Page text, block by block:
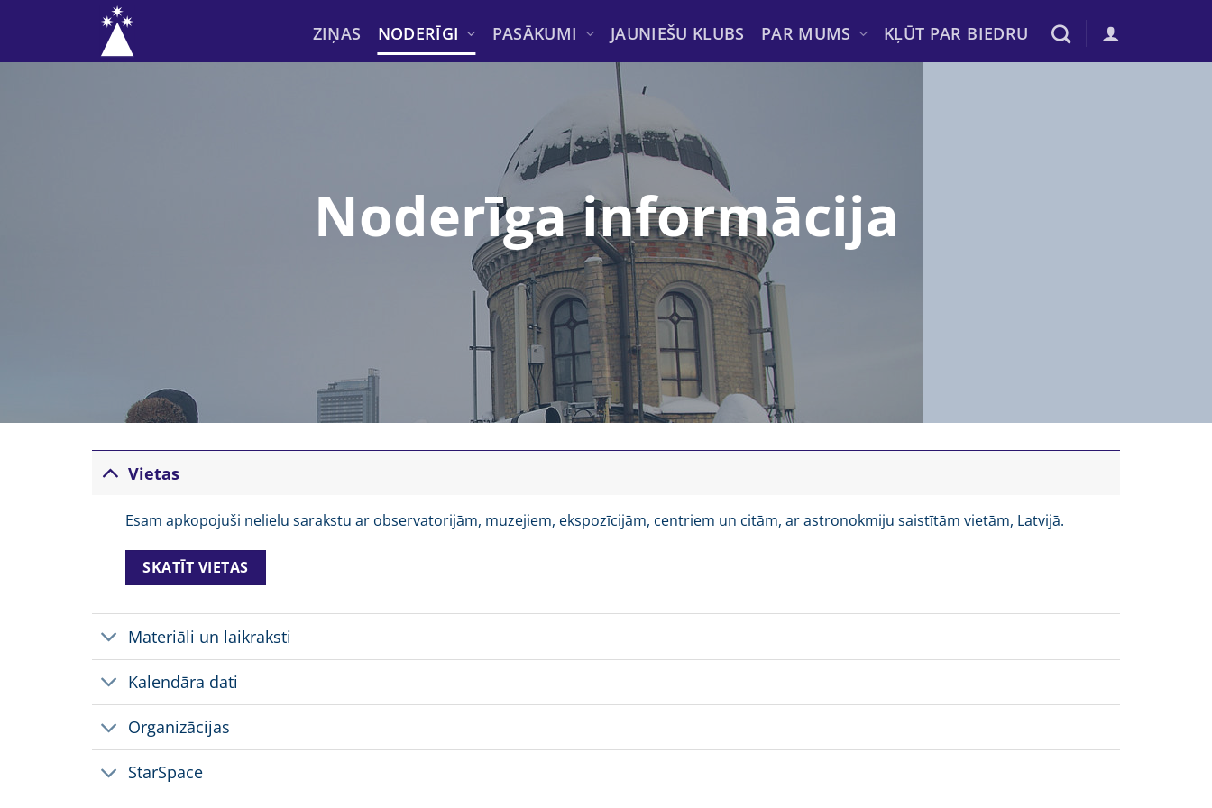
ZIŅAS NODERĪGI PASĀKUMI JAUNIEŠU KLUBS PAR MUMS KĻŪT PAR BIEDRU
Noderīga informācija
Vietas
Esam apkopojuši nelielu sarakstu ar observatorijām, muzejiem, ekspozīcijām, centriem un citām, ar astronokmiju saistītām vietām, Latvijā.
SKATĪT VIETAS
Materiāli un laikraksti
Kalendāra dati
Organizācijas
StarSpace